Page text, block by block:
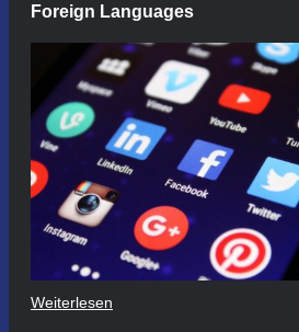
Foreign Languages
Weiterlesen